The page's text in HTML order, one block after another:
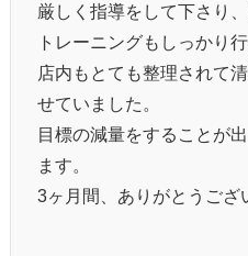
厳しく指導をして下さり
トレーニングもしっかり
店内もとても整理されて
せていました。
目標の減量をすることが
ます。
3ヶ月間、ありがとうござ